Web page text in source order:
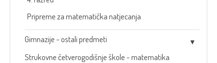
Pripreme za matematička natjecanja
Gimnazije - ostali predmeti
Strukovne četverogodišnje škole - matematika